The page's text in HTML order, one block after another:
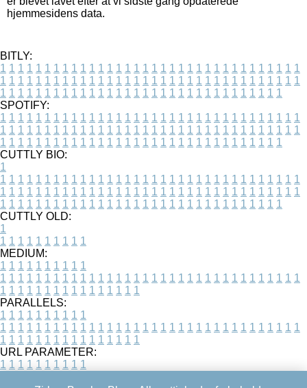
hjemmesidens data.
BITLY:
1 1 1 1 1 1 1 1 1 1 1 1 1 1 1 1 1 1 1 1 1 1 1 1 1 1 1 1 1 1 1 1 1 1
1 1 1 1 1 1 1 1 1 1 1 1 1 1 1 1 1 1 1 1 1 1 1 1 1 1 1 1 1 1 1 1 1 1
1 1 1 1 1 1 1 1 1 1 1 1 1 1 1 1 1 1 1 1 1 1 1 1 1 1 1 1 1 1 1 1
SPOTIFY:
1 1 1 1 1 1 1 1 1 1 1 1 1 1 1 1 1 1 1 1 1 1 1 1 1 1 1 1 1 1 1 1 1 1
1 1 1 1 1 1 1 1 1 1 1 1 1 1 1 1 1 1 1 1 1 1 1 1 1 1 1 1 1 1 1 1 1 1
1 1 1 1 1 1 1 1 1 1 1 1 1 1 1 1 1 1 1 1 1 1 1 1 1 1 1 1 1 1 1 1
CUTTLY BIO:
1
1 1 1 1 1 1 1 1 1 1 1 1 1 1 1 1 1 1 1 1 1 1 1 1 1 1 1 1 1 1 1 1 1 1
1 1 1 1 1 1 1 1 1 1 1 1 1 1 1 1 1 1 1 1 1 1 1 1 1 1 1 1 1 1 1 1 1 1
1 1 1 1 1 1 1 1 1 1 1 1 1 1 1 1 1 1 1 1 1 1 1 1 1 1 1 1 1 1 1 1
CUTTLY OLD:
1
1 1 1 1 1 1 1 1 1 1
MEDIUM:
1 1 1 1 1 1 1 1 1 1
1 1 1 1 1 1 1 1 1 1 1 1 1 1 1 1 1 1 1 1 1 1 1 1 1 1 1 1 1 1 1 1 1 1
1 1 1 1 1 1 1 1 1 1 1 1 1 1 1 1
PARALLELS:
1 1 1 1 1 1 1 1 1 1
1 1 1 1 1 1 1 1 1 1 1 1 1 1 1 1 1 1 1 1 1 1 1 1 1 1 1 1 1 1 1 1 1 1
1 1 1 1 1 1 1 1 1 1 1 1 1 1 1 1
URL PARAMETER:
1 1 1 1 1 1 1 1 1 1